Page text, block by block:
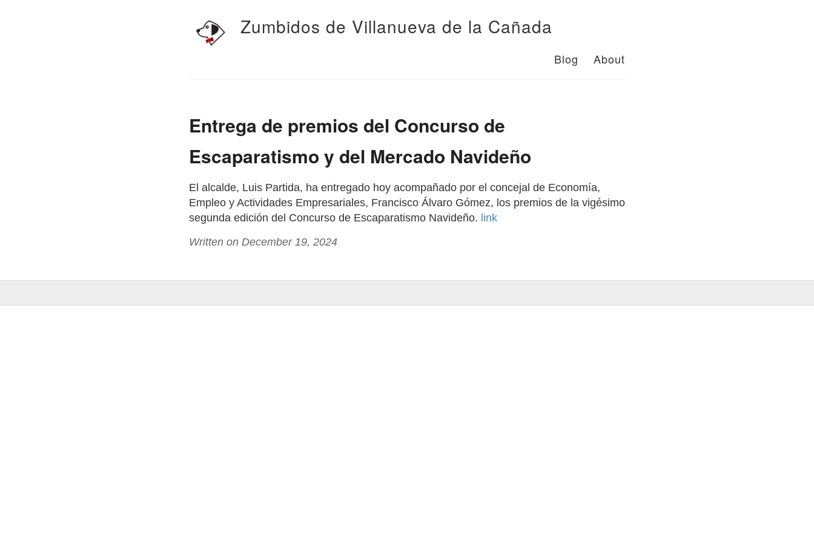
Zumbidos de Villanueva de la Cañada
Blog About
Entrega de premios del Concurso de
Escaparatismo y del Mercado Navideño
El alcalde, Luis Partida, ha entregado hoy acompañado por el concejal de Economía,
Empleo y Actividades Empresariales, Francisco Álvaro Gómez, los premios de la vigésimo
segunda edición del Concurso de Escaparatismo Navideño. link
Written on December 19, 2024